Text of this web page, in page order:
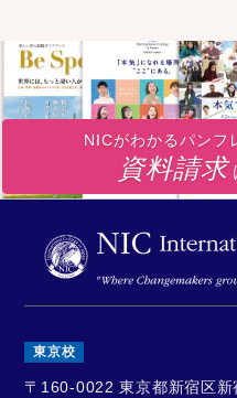
NICがわかるパンフ
資料請求
東京校
〒160-0022 東京都新宿区